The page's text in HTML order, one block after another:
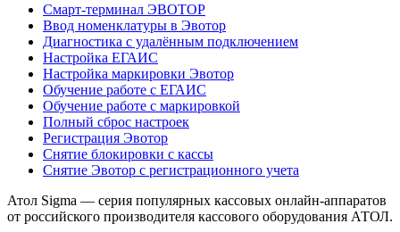
Смарт-терминал ЭВОТОР
Ввод номенклатуры в Эвотор
Диагностика с удалённым подключением
Настройка ЕГАИС
Настройка маркировки Эвотор
Обучение работе с ЕГАИС
Обучение работе с маркировкой
Полный сброс настроек
Регистрация Эвотор
Снятие блокировки с кассы
Снятие Эвотор с регистрационного учета
Атол Sigma — серия популярных кассовых онлайн-аппаратов
от российского производителя кассового оборудования АТОЛ.